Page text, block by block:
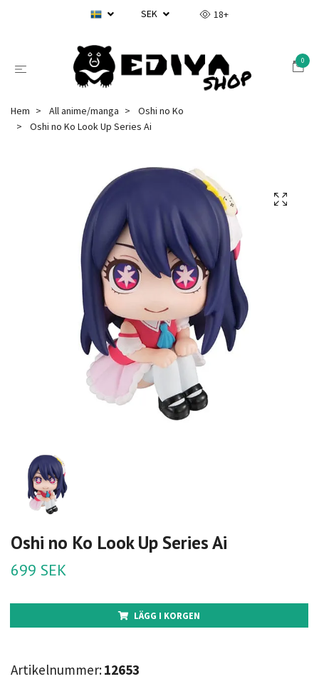
SEK 18+
0
Hem All anime/manga
Oshi no Ko
Oshi no Ko Look Up Series Ai
Oshi no Ko Look Up Series Ai
699 SEK
LÄGG I KORGEN
Artikelnummer:12653